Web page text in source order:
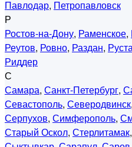
Павлодар, Петропавловск
Р
Ростов-на-Дону, Раменское,
Реутов, Ровно, Раздан,
Риддер
С
Самара, Санкт-Петербург,
Севастополь, Северодвинск,
Серпухов, Симферополь,
Старый Оскол, Стерлитамак,